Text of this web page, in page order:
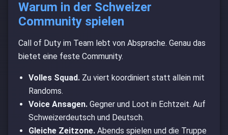
Discord vs TS3
FAQ
The Wall
Backlink
Warum in der Schweizer
Community spielen
Call of Duty im Team lebt von Absprache. Genau das
bietet eine feste Community.
Volles Squad. Zu viert koordiniert statt allein mit
Randoms.
Voice Ansagen. Gegner und Loot in Echtzeit. Auf
Schweizerdeutsch und Deutsch.
Gleiche Zeitzone. Abends spielen und die Truppe